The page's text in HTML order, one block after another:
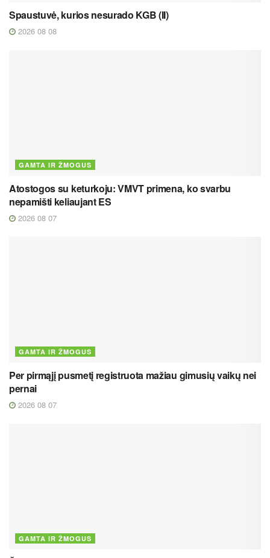
Spaustuvė, kurios nesurado KGB (II)
2026 08 08
GAMTA IR ŽMOGUS
Atostogos su keturkoju: VMVT primena, ko svarbu
nepamišti keliaujant ES
2026 08 07
GAMTA IR ŽMOGUS
Per pirmąjį pusmetį registruota mažiau gimusių vaikų nei
pernai
2026 08 07
GAMTA IR ŽMOGUS